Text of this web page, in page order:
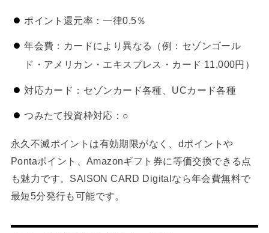
ポイント還元率：一律0.5％
年会費：カードにより異なる（例：セゾンゴール
ド・アメリカン・エキスプレス・カード 11,000円）
対応カード：セゾンカード各種、UCカード各種
つみたて投資枠対応：○
永久不滅ポイントは有効期限がなく、dポイントや
Pontaポイント、Amazonギフト券に等価交換できる点
も魅力です。SAISON CARD Digitalなら年会費無料で
最短5分発行も可能です。